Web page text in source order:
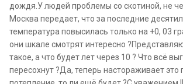
дождя.У людей проблемы со скотиной, не
Москва передает, что за последние
температура повысилась только на +0, 03
они шкале смотрят интересно
такое, а что будет лет через 10 ? Что всё
пересохнут ?Да, теперь настораживает это